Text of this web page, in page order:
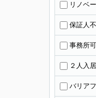
リノベ
保証人
事務所可
２人入
バリア